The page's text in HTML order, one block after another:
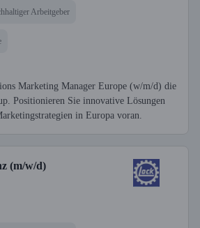
Arbeitgeber
Marketing Manager Europe (w/m/d) die
Positionieren Sie innovative Lösungen
in Europa voran.
(m/w/d)